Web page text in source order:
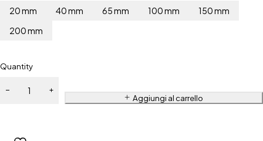
20 mm 40 mm 65 mm 100 mm
150 mm
200 mm
Quantity
Aggiungi al carrello